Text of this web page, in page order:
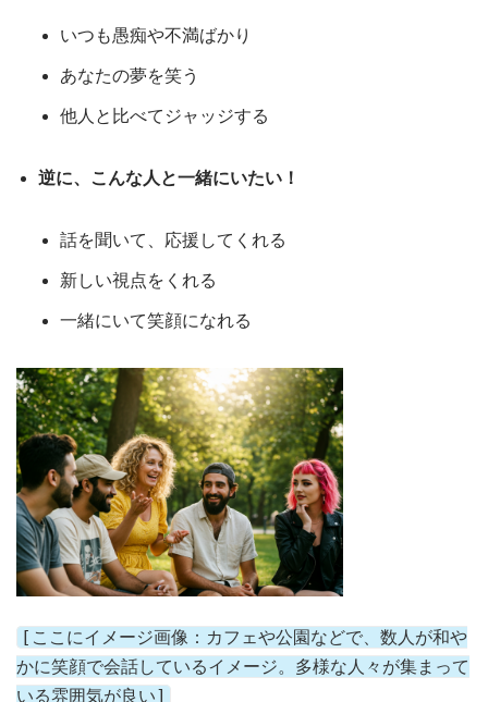
いつも愚痴や不満ばかり
あなたの夢を笑う
他人と比べてジャッジする
逆に、こんな人と一緒にいたい！
話を聞いて、応援してくれる
新しい視点をくれる
一緒にいて笑顔になれる
[ここにイメージ画像：カフェや公園などで、数人が和や
かに笑顔で会話しているイメージ。多様な人々が集まって
いる雰囲気が良い]